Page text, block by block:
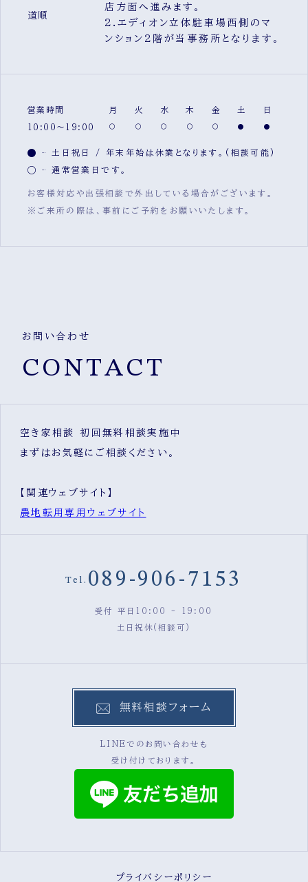
道順
店方面へ進みます。
2.エディオン立体駐車場西側のマ
ンション2階が当事務所となります。
営業時間 月 火 水 木 金 土 日
10:00～19:00
土日祝日 / 年末年始は休業となります。(相談可能)
通常営業日です。
お客様対応や出張相談で外出している場合がございます。
※ご来所の際は、事前にご予約をお願いいたします。
お問い合わせ
CONTACT
空き家相談 初回無料相談実施中
まずはお気軽にご相談ください。
【関連ウェブサイト】
農地転用専用ウェブサイト
Tel. 089-906-7153
受付 平日10:00 - 19:00
土日祝休(相談可)
無料相談フォーム
LINEでのお問い合わせも
受け付けております。
プライバシーポリシー